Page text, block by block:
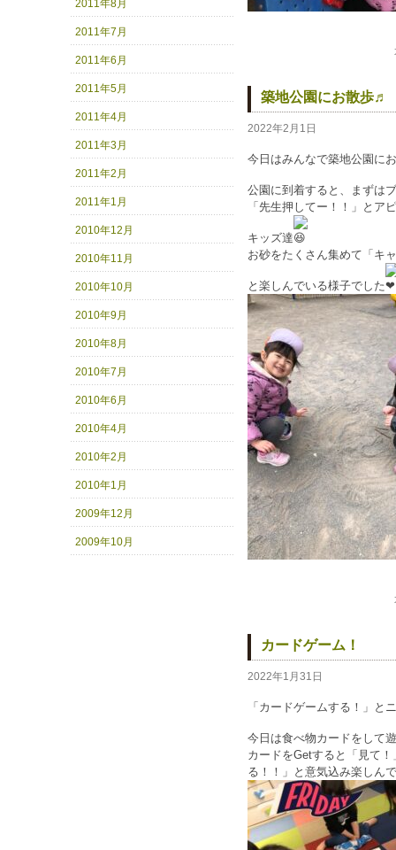
2011年8月
2011年7月
2011年6月
2011年5月
2011年4月
2011年3月
2011年2月
2011年1月
2010年12月
2010年11月
2010年10月
2010年9月
2010年8月
2010年7月
2010年6月
2010年4月
2010年2月
2010年1月
2009年12月
2009年10月
築地公園にお散歩♬
2022年2月1日
今日はみんなで築地公園に
公園に到着すると、まずは
「先生押してー！！」とア
キッズ達
お砂をたくさん集めて「キ
と楽しんでいる様子でした
カードゲーム！
2022年1月31日
「カードゲームする！」と
今日は食べ物カードをして
カードをGetすると「見て
る！！」と意気込み楽しん